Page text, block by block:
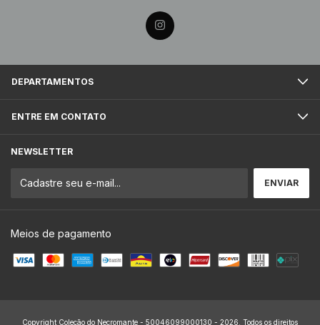
DEPARTAMENTOS
ENTRE EM CONTATO
NEWSLETTER
Meios de pagamento
Copyright Coleção do Necromante - 50046099000130 - 2026. Todos os direitos